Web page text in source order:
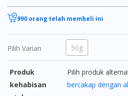
990 orang telah membeli ini
Pilih Varian 50g
Produk
kehabisan
Pilih produk
bercakap dengan